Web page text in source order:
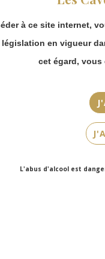
à ce site internet,
législation en vigueur
cet égard, vous
L'abus d'alcool est
Rouge
Cépage(s)
Cabernet Sauvignon